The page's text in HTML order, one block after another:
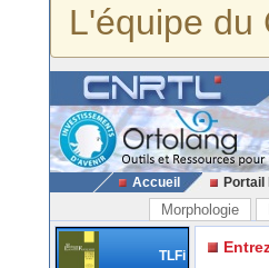
L'équipe du
Accueil Portail
Morphologie
TLFi